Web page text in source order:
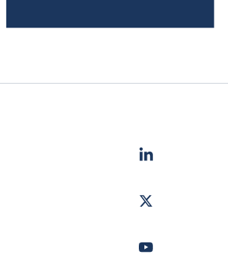
LinkedIn
Twitter
Youtube